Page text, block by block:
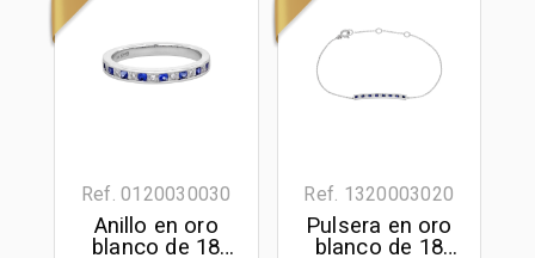
Ref. 0120030030
Anillo en oro
blanco de 18
Ref. 1320003020
Pulsera en oro
blanco de 18